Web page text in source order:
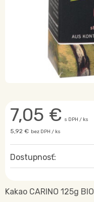
7,05 € s DPH / ks
5,92 € bez DPH / ks
Dostupnosť:
Kakao CARINO 125g BIO